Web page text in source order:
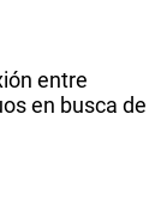
entre
en busca de